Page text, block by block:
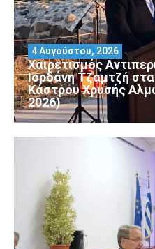
Χαιρετισμός
Ιορδάνη Τζαμτζή στα
Κάστρου Χρυσής
2026)
4 Αυγούστου, 2026